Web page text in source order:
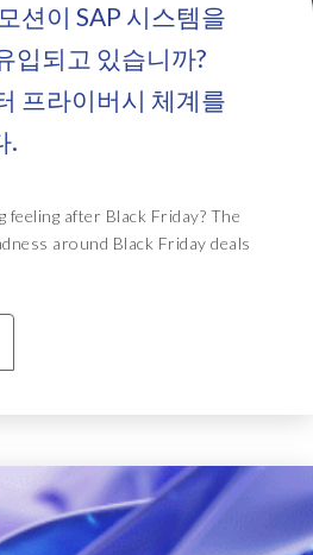
션이 SAP 시스템을
입되고 있습니까?
프라이버시 체계를
.
after Black Friday? The
around Black Friday deals